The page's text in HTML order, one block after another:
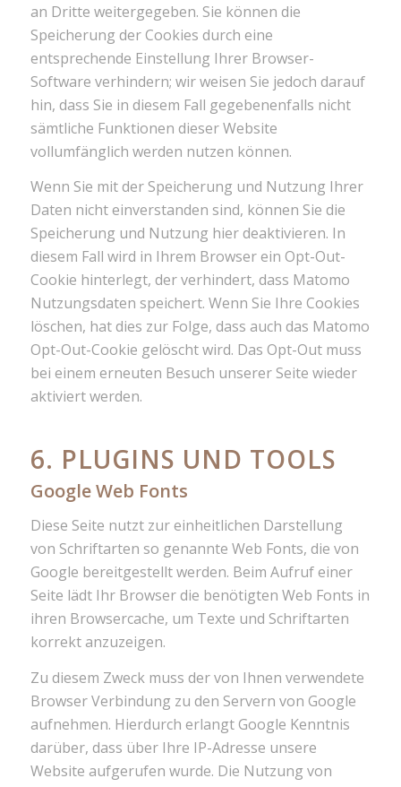
an Dritte weitergegeben. Sie können die
Speicherung der Cookies durch eine
entsprechende Einstellung Ihrer Browser-
Software verhindern; wir weisen Sie jedoch darauf
hin, dass Sie in diesem Fall gegebenenfalls nicht
sämtliche Funktionen dieser Website
vollumfänglich werden nutzen können.
Wenn Sie mit der Speicherung und Nutzung Ihrer
Daten nicht einverstanden sind, können Sie die
Speicherung und Nutzung hier deaktivieren. In
diesem Fall wird in Ihrem Browser ein Opt-Out-
Cookie hinterlegt, der verhindert, dass Matomo
Nutzungsdaten speichert. Wenn Sie Ihre Cookies
löschen, hat dies zur Folge, dass auch das Matomo
Opt-Out-Cookie gelöscht wird. Das Opt-Out muss
bei einem erneuten Besuch unserer Seite wieder
aktiviert werden.
6. PLUGINS UND TOOLS
Google Web Fonts
Diese Seite nutzt zur einheitlichen Darstellung
von Schriftarten so genannte Web Fonts, die von
Google bereitgestellt werden. Beim Aufruf einer
Seite lädt Ihr Browser die benötigten Web Fonts in
ihren Browsercache, um Texte und Schriftarten
korrekt anzuzeigen.
Zu diesem Zweck muss der von Ihnen verwendete
Browser Verbindung zu den Servern von Google
aufnehmen. Hierdurch erlangt Google Kenntnis
darüber, dass über Ihre IP-Adresse unsere
Website aufgerufen wurde. Die Nutzung von